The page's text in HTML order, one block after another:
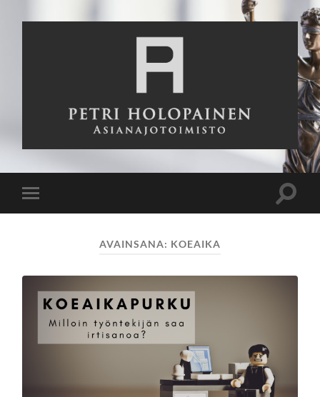
Asianajotoimisto
Holopainen
Toggle
mobile
Toggle
AVAINSANA: KOEAIKA